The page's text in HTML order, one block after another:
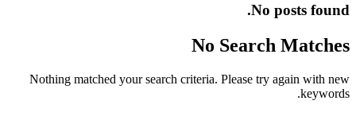
No posts found.
No Search Matches
Nothing matched your search criteria. Please try again with new
keywords.